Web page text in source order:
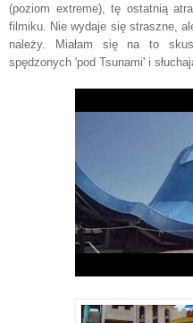
(poziom extreme), tę ostatnią
filmiku. Nie wydaje się straszne,
należy. Miałam się na to
spędzonych 'pod Tsunami' i